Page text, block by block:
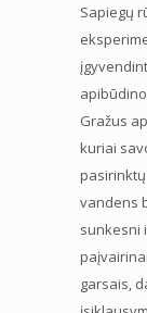
Sapiegų
Gražus
kuriai
vandens
sunkesni
garsais,